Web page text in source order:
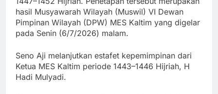
hasil Musyawarah Wilayah (Muswil) VI Dewan
Pimpinan Wilayah (DPW) MES Kaltim yang digelar
pada Senin (6/7/2026) malam.
Seno Aji melanjutkan estafet kepemimpinan dari
Ketua MES Kaltim periode 1443–1446 Hijriah, H
Hadi Mulyadi.